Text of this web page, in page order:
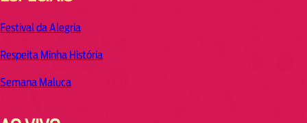
Festival da Alegria
Respeita Minha História
Semana Maluca